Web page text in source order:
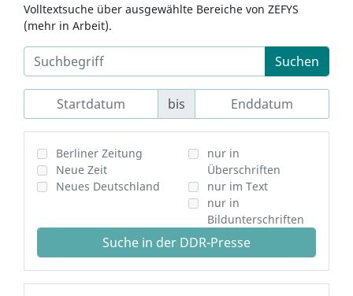
Volltextsuche über ausgewählte Bereiche von ZEFYS
(mehr in Arbeit).
Suchen
bis
Berliner Zeitung
Neue Zeit
Neues Deutschland
nur in
Überschriften
nur im Text
nur in
Bildunterschriften
Suche in der DDR-Presse